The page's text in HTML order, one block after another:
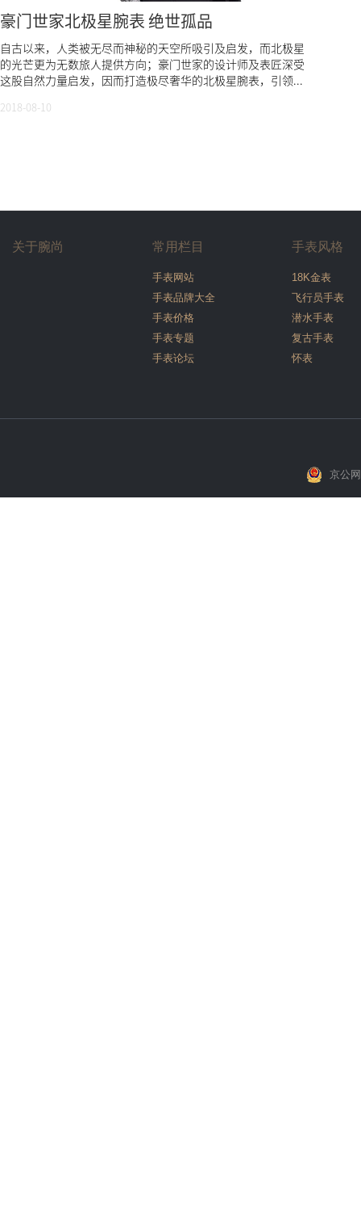
豪门世家北极星腕表 绝世孤品
自古以来，人类被无尽而神秘的天空所吸引及启发，而北极星
的光芒更为无数旅人提供方向；豪门世家的设计师及表匠深受
这股自然力量启发，因而打造极尽奢华的北极星腕表，引领...
2018-08-10
关于腕尚 常用栏目
手表网站
手表品牌大全
手表价格
手表专题
手表论坛
手表风格
18K金表
飞行员手表
潜水手表
复古手表
怀表
京公